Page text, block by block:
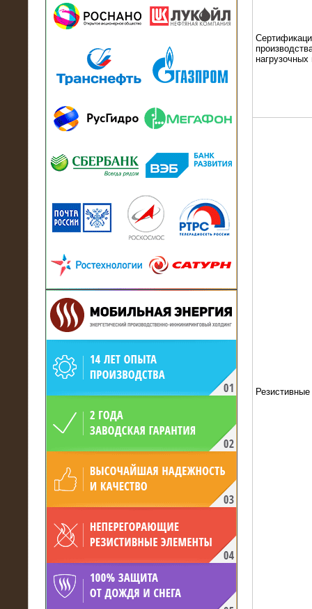
модуль в контейнере 2700 кВА на
Балтийский завод
Активно-реактивные нагрузочные
модули 15 МВт (21,5 МВА) На Кубок
конфедераций
произведён высоковольтный
нагрузочный комплекс 24 МВт с
напряжением 6/10 кВ
15.04.2017
Нагрузочный комплекс 16 МВт с